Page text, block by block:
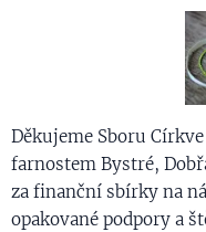
Děkujeme Sboru
farnostem Bystré,
za finanční sbírky na
opakované podpory a